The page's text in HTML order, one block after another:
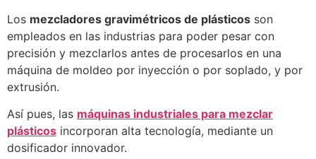
Los mezcladores gravimétricos de plásticos son
empleados en las industrias para poder pesar con
precisión y mezclarlos antes de procesarlos en una
máquina de moldeo por inyección o por soplado, y por
extrusión.
Así pues, las máquinas industriales para mezclar
plásticos incorporan alta tecnología, mediante un
dosificador innovador.